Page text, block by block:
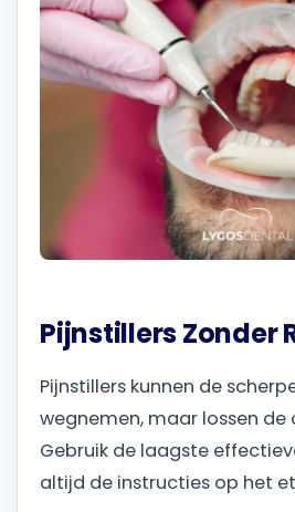
Pijnstillers Zonder
Pijnstillers kunnen de
wegnemen, maar lossen de
Gebruik de laagste
altijd de instructies op het